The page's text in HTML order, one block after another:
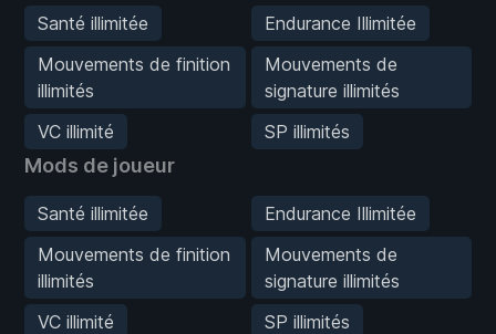
Santé illimitée
Endurance Illimitée
Mouvements de finition
illimités
Mouvements de
signature illimités
VC illimité
SP illimités
Mods de joueur
Santé illimitée
Endurance Illimitée
Mouvements de finition
illimités
Mouvements de
signature illimités
VC illimité
SP illimités